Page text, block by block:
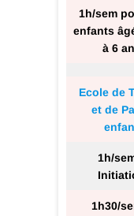
1h/sem
enfants
à 6
Ecole de
et de
1h/
1h30/